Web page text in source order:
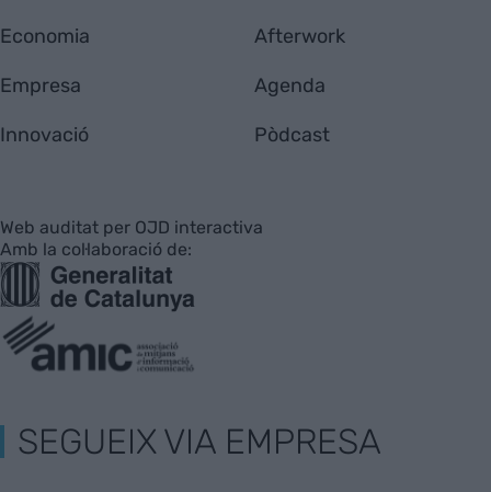
Economia
Empresa
Innovació
Afterwork
Agenda
Pòdcast
Web auditat per OJD interactiva
Amb la col·laboració de:
SEGUEIX VIA EMPRESA